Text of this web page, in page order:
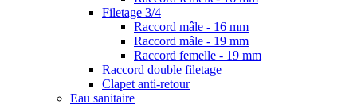
Filetage 3/4
Raccord mâle - 16 mm
Raccord mâle - 19 mm
Raccord femelle - 19 mm
Raccord double filetage
Clapet anti-retour
Eau sanitaire